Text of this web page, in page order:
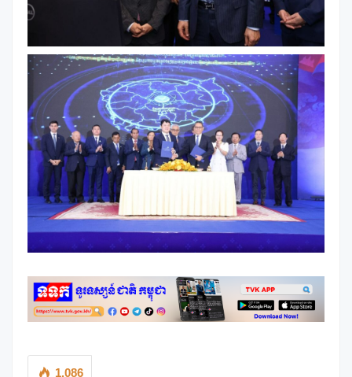
1,086